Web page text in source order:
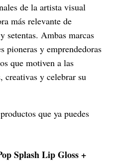
de la artista visual
más relevante de
setentas. Ambas marcas
pioneras y emprendedoras
que motiven a las
creativas y celebrar su
que ya puedes
Splash Lip Gloss +